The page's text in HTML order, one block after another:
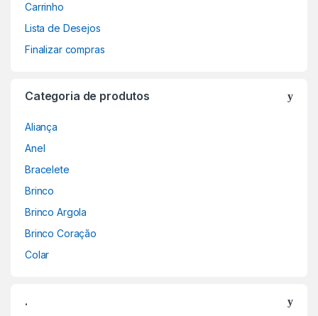
Carrinho
Lista de Desejos
Finalizar compras
Categoria de produtos
Aliança
Anel
Bracelete
Brinco
Brinco Argola
Brinco Coração
Colar
.